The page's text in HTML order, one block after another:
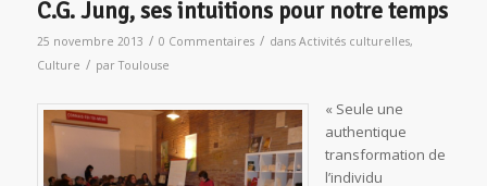
C.G. Jung, ses intuitions pour notre temps
25 novembre 2013 / 0 Commentaires / dans Activités culturelles,
Culture / parToulouse
« Seule une
authentique
transformation de
l’individu